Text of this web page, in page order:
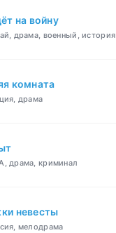
на войну
драма, военный, история
комната
драма
драма, криминал
невесты
мелодрама